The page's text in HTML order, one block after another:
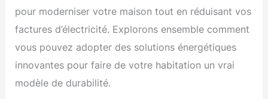
pour moderniser votre maison tout en réduisant vos
factures d’électricité. Explorons ensemble comment
vous pouvez adopter des solutions énergétiques
innovantes pour faire de votre habitation un vrai
modèle de durabilité.